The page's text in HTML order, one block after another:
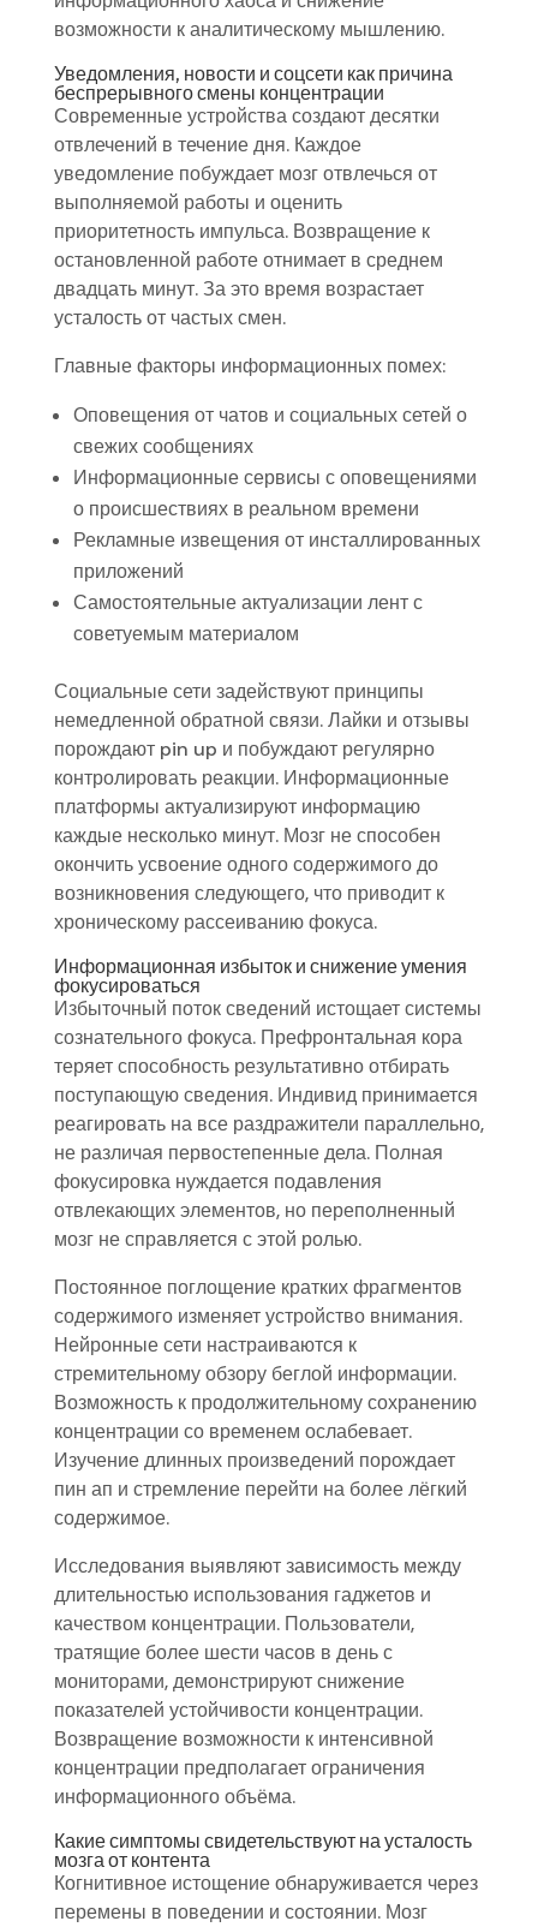
возможности к аналитическому мышлению.
Уведомления, новости и соцсети как причина
беспрерывного смены концентрации
Современные устройства создают десятки
отвлечений в течение дня. Каждое
уведомление побуждает мозг отвлечься от
выполняемой работы и оценить
приоритетность импульса. Возвращение к
остановленной работе отнимает в среднем
двадцать минут. За это время возрастает
усталость от частых смен.
Главные факторы информационных помех:
Оповещения от чатов и социальных сетей о
свежих сообщениях
Информационные сервисы с оповещениями
о происшествиях в реальном времени
Рекламные извещения от инсталлированных
приложений
Самостоятельные актуализации лент с
советуемым материалом
Социальные сети задействуют принципы
немедленной обратной связи. Лайки и отзывы
порождают pin up и побуждают регулярно
контролировать реакции. Информационные
платформы актуализируют информацию
каждые несколько минут. Мозг не способен
окончить усвоение одного содержимого до
возникновения следующего, что приводит к
хроническому рассеиванию фокуса.
Информационная избыток и снижение умения
фокусироваться
Избыточный поток сведений истощает системы
сознательного фокуса. Префронтальная кора
теряет способность результативно отбирать
поступающую сведения. Индивид принимается
реагировать на все раздражители параллельно,
не различая первостепенные дела. Полная
фокусировка нуждается подавления
отвлекающих элементов, но переполненный
мозг не справляется с этой ролью.
Постоянное поглощение кратких фрагментов
содержимого изменяет устройство внимания.
Нейронные сети настраиваются к
стремительному обзору беглой информации.
Возможность к продолжительному сохранению
концентрации со временем ослабевает.
Изучение длинных произведений порождает
пин ап и стремление перейти на более лёгкий
содержимое.
Исследования выявляют зависимость между
длительностью использования гаджетов и
качеством концентрации. Пользователи,
тратящие более шести часов в день с
мониторами, демонстрируют снижение
показателей устойчивости концентрации.
Возвращение возможности к интенсивной
концентрации предполагает ограничения
информационного объёма.
Какие симптомы свидетельствуют на усталость
мозга от контента
Когнитивное истощение обнаруживается через
перемены в поведении и состоянии. Мозг